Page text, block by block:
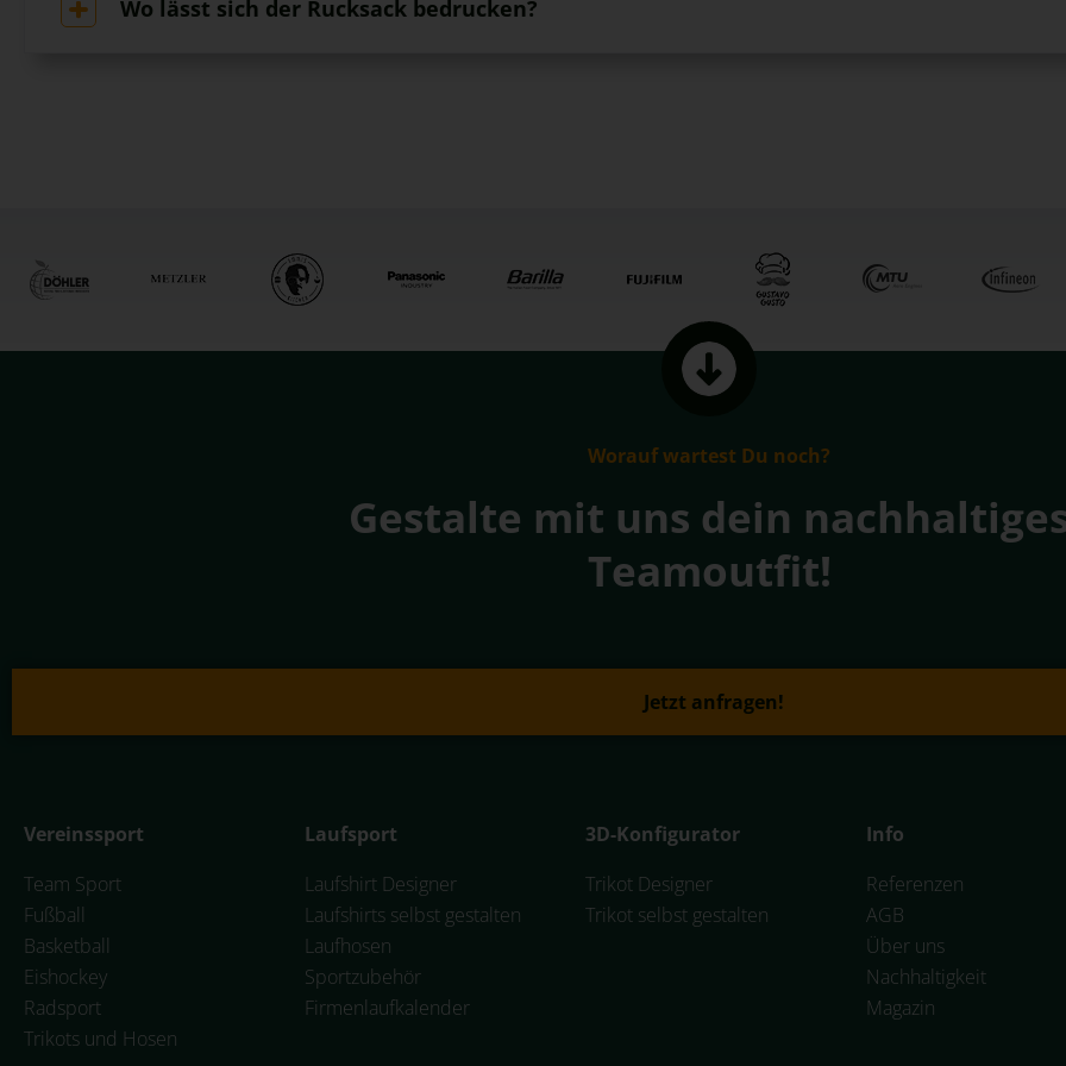
Wo lässt sich der Rucksack bedrucken?
Worauf wartest Du noch?
Gestalte mit uns dein
Teamoutfit!
Jetzt anfragen!
Vereinssport
Team Sport
Fußball
Basketball
Eishockey
Radsport
Trikots und Hosen
Laufsport
Laufshirt Designer
Laufshirts selbst gestalten
Laufhosen
Sportzubehör
Firmenlaufkalender
3D-Konfigurator
Trikot Designer
Trikot selbst gestalten
Info
Referenzen
AGB
Über uns
Nachhaltigkeit
Magazin